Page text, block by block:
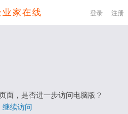
业家在线 登录 注册
面，是否进一步访问电脑版？
继续访问